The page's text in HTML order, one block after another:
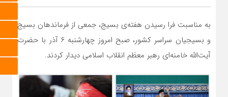
به مناسبت فرا رسیدن هفته‌ی بسیج، جمعی از فرماندهان بسیج
و بسیجیان سراسر کشور، صبح امروز چهارشنبه ۶ آذر با حضرت
آیت‌الله خامنه‌ای رهبر معظم انقلاب اسلامی دیدار کردند.